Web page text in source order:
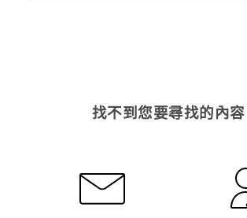
找不到您要尋找的內容